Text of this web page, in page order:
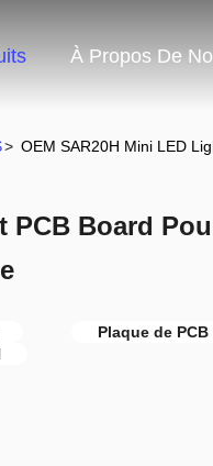
À Propos De
> OEM SAR20H Mini LED
PCB Board
Plaque de PCB